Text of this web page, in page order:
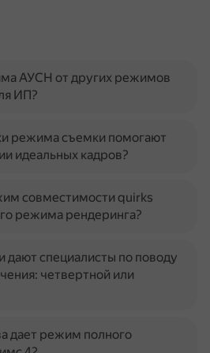
АУСН от других режимов
ИП?
режима съемки помогают
идеальных кадров?
совместимости quirks
режима рендеринга?
дают специалисты по поводу
четвертной или
дает режим полного